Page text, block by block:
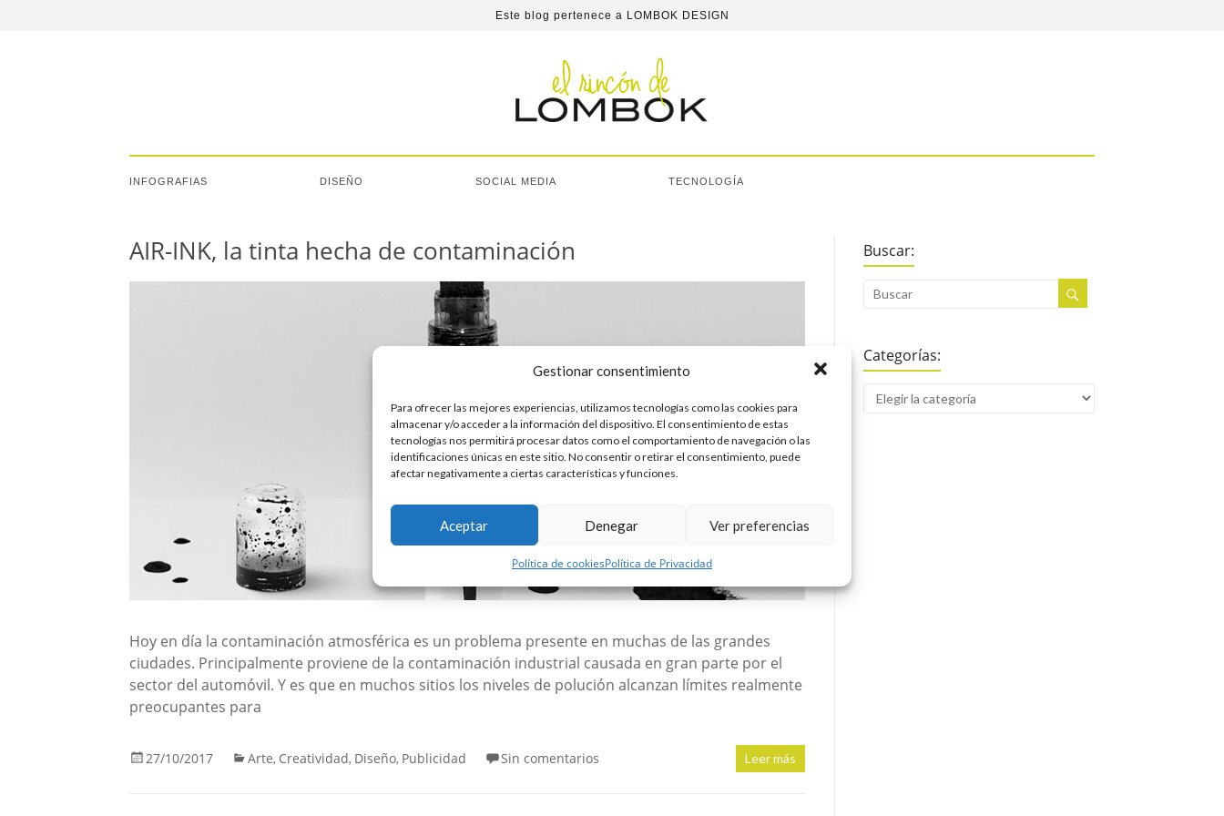
Gestionar consentimiento
Para ofrecer las mejores experiencias, utilizamos tecnologías como las cookies para
almacenar y/o acceder a la información del dispositivo. El consentimiento de estas
tecnologías nos permitirá procesar datos como el comportamiento de navegación o las
identificaciones únicas en este sitio. No consentir o retirar el consentimiento, puede
afectar negativamente a ciertas características y funciones.
Aceptar Denegar Ver preferencias
Política de cookiesPolítica de Privacidad
Este blog pertenece a LOMBOK DESIGN
INFOGRAFIAS DISEÑO SOCIAL MEDIA TECNOLOGÍA
AIR-INK, la tinta hecha de contaminación
Hoy en día la contaminación atmosférica es un problema presente en muchas de las grandes
ciudades. Principalmente proviene de la contaminación industrial causada en gran parte por el
sector del automóvil. Y es que en muchos sitios los niveles de polución alcanzan límites realmente
preocupantes para
27/10/2017 Arte, Creatividad, Diseño, Publicidad Sin comentarios Leer más
Buscar:
Categorías: